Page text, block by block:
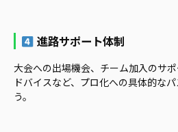
進路サポート体制
大会への出場機会、チーム加入のサ
ドバイスなど、プロ化への具体的な
う。